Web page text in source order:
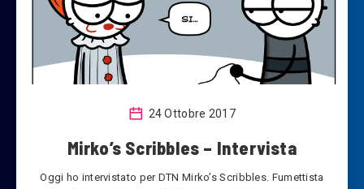
24 Ottobre 2017
Mirko’s Scribbles – Intervista
Oggi ho intervistato per DTN Mirko’s Scribbles. Fumettista